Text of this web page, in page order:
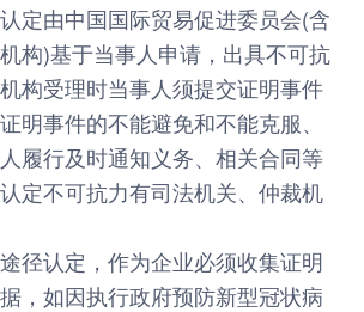
定由中国国际贸易促进委员会(含
构)基于当事人申请，出具不可抗
构受理时当事人须提交证明事件
明事件的不能避免和不能克服、
履行及时通知义务、相关合同等
定不可抗力有司法机关、仲裁机
认定，作为企业必须收集证明
，如因执行政府预防新型冠状病